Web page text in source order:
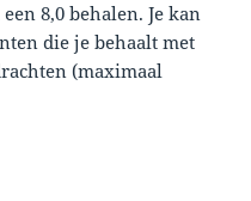
8,0 behalen. Je kan
die je behaalt met
(maximaal